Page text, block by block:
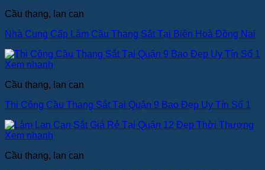
Cầu thang, lan can
Nhà Cung Cấp Làm Cầu Thang Sắt Tại Biên Hoà Đồng Nai
Xem nhanh
Cầu thang, lan can
Thi Công Cầu Thang Sắt Tại Quận 9 Bao Đẹp Uy Tín Số 1
Xem nhanh
Cầu thang, lan can